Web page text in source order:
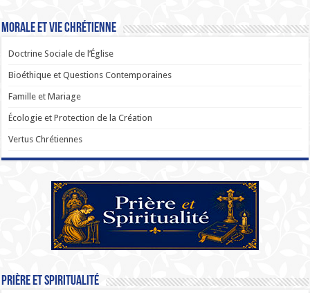
Morale et Vie Chrétienne
Doctrine Sociale de l’Église
Bioéthique et Questions Contemporaines
Famille et Mariage
Écologie et Protection de la Création
Vertus Chrétiennes
Prière et Spiritualité